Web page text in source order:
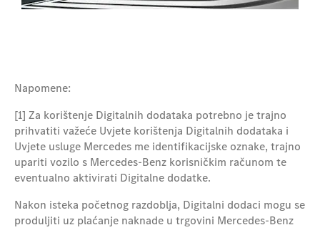
Napomene:
[1] Za korištenje Digitalnih dodataka potrebno je trajno
prihvatiti važeće Uvjete korištenja Digitalnih dodataka i
Uvjete usluge Mercedes me identifikacijske oznake, trajno
upariti vozilo s Mercedes-Benz korisničkim računom te
eventualno aktivirati Digitalne dodatke.
Nakon isteka početnog razdoblja, Digitalni dodaci mogu se
produljiti uz plaćanje naknade u trgovini Mercedes-Benz